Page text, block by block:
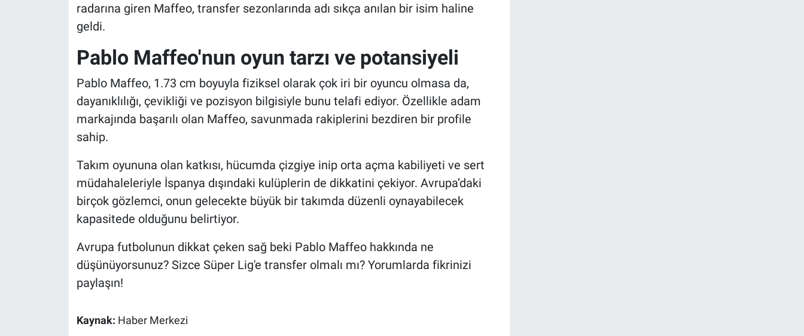
radarına giren Maffeo, transfer sezonlarında adı sıkça anılan bir isim haline
geldi.
Pablo Maffeo'nun oyun tarzı ve potansiyeli
Pablo Maffeo, 1.73 cm boyuyla fiziksel olarak çok iri bir oyuncu olmasa da,
dayanıklılığı, çevikliği ve pozisyon bilgisiyle bunu telafi ediyor. Özellikle adam
markajında başarılı olan Maffeo, savunmada rakiplerini bezdiren bir profile
sahip.
Takım oyununa olan katkısı, hücumda çizgiye inip orta açma kabiliyeti ve sert
müdahaleleriyle İspanya dışındaki kulüplerin de dikkatini çekiyor. Avrupa’daki
birçok gözlemci, onun gelecekte büyük bir takımda düzenli oynayabilecek
kapasitede olduğunu belirtiyor.
Avrupa futbolunun dikkat çeken sağ beki Pablo Maffeo hakkında ne
düşünüyorsunuz? Sizce Süper Lig'e transfer olmalı mı? Yorumlarda fikrinizi
paylaşın!
Kaynak: Haber Merkezi